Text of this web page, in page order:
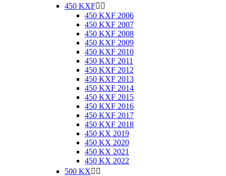
450 KXF 
450 KXF 2006
450 KXF 2007
450 KXF 2008
450 KXF 2009
450 KXF 2010
450 KXF 2011
450 KXF 2012
450 KXF 2013
450 KXF 2014
450 KXF 2015
450 KXF 2016
450 KXF 2017
450 KXF 2018
450 KX 2019
450 KX 2020
450 KX 2021
450 KX 2022
500 KX 